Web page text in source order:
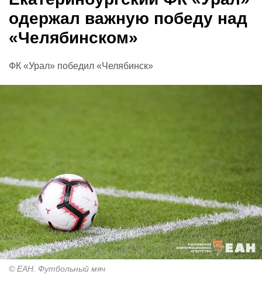
одержал важную победу над
«Челябинском»
ФК «Урал» победил «Челябинск»
© ЕАН. Футбольный мяч